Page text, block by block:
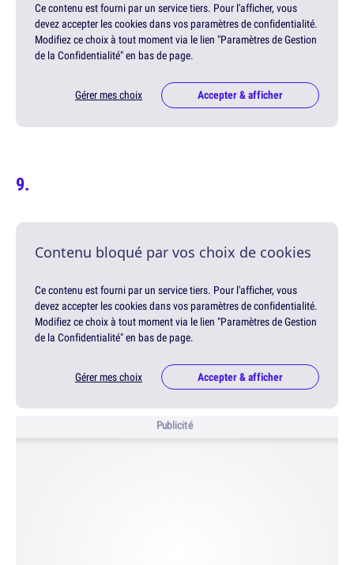
Ce contenu est fourni par un service tiers. Pour l'afficher, vous
devez accepter les cookies dans vos paramètres de confidentialité.
Modifiez ce choix à tout moment via le lien "Paramètres de Gestion
de la Confidentialité" en bas de page.
Gérer mes choix Accepter & afficher
Contenu bloqué par vos choix de cookies
Ce contenu est fourni par un service tiers. Pour l'afficher, vous
devez accepter les cookies dans vos paramètres de confidentialité.
Modifiez ce choix à tout moment via le lien "Paramètres de Gestion
de la Confidentialité" en bas de page.
Gérer mes choix Accepter & afficher
Publicité